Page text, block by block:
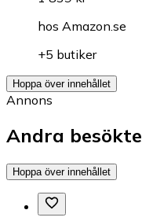
hos Amazon.se
+5 butiker
Hoppa över innehållet
Annons
Andra
Hoppa över innehållet